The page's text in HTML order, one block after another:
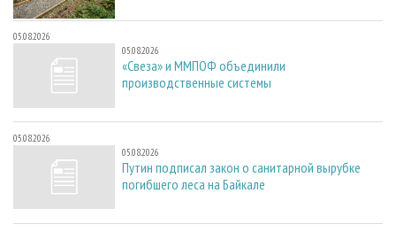
05.08.2026
05.08.2026
«Свеза» и ММПОФ объединили
производственные системы
05.08.2026
05.08.2026
Путин подписал закон о санитарной вырубке
погибшего леса на Байкале